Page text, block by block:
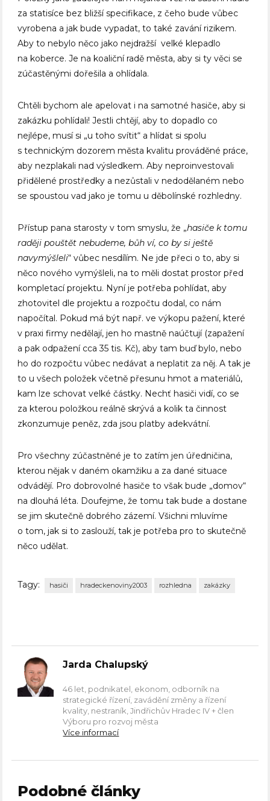
za statisíce bez bližší specifikace, z čeho bude vůbec
vyrobena a jak bude vypadat, to také zavání rizikem.
Aby to nebylo něco jako nejdražší velké klepadlo
na koberce. Je na koaliční radě města, aby si ty věci se
zúčastěnými dořešila a ohlídala.
Chtěli bychom ale apelovat i na samotné hasiče, aby si
zakázku pohlídali! Jestli chtějí, aby to dopadlo co
nejlépe, musí si „u toho svítit“ a hlídat si spolu
s technickým dozorem města kvalitu prováděné práce,
aby nezplakali nad výsledkem. Aby neproinvestovali
přidělené prostředky a nezůstali v nedodělaném nebo
se spoustou vad jako je tomu u děbolínské rozhledny.
Přístup pana starosty v tom smyslu, že „hasiče k tomu
raději pouštět nebudeme, bůh ví, co by si ještě
navymýšleli“ vůbec nesdílím. Ne jde přeci o to, aby si
něco nového vymýšleli, na to měli dostat prostor před
kompletací projektu. Nyní je potřeba pohlídat, aby
zhotovitel dle projektu a rozpočtu dodal, co nám
napočítal. Pokud má být např. ve výkopu pažení, které
v praxi firmy nedělají, jen ho mastně naúčtují (zapažení
a pak odpažení cca 35 tis. Kč), aby tam buď bylo, nebo
ho do rozpočtu vůbec nedávat a neplatit za něj. A tak je
to u všech položek včetně přesunu hmot a materiálů,
kam lze schovat velké částky. Nechť hasiči vidí, co se
za kterou položkou reálně skrývá a kolik ta činnost
zkonzumuje peněz, zda jsou platby adekvátní.
Pro všechny zúčastněné je to zatím jen úředničina,
kterou nějak v daném okamžiku a za dané situace
odvádějí. Pro dobrovolné hasiče to však bude „domov“
na dlouhá léta. Doufejme, že tomu tak bude a dostane
se jim skutečně dobrého zázemí. Všichni mluvíme
o tom, jak si to zaslouží, tak je potřeba pro to skutečně
něco udělat.
Tagy: hasiči hradeckenoviny2003 rozhledna zakázky
Jarda Chalupský
46 let, podnikatel, ekonom, odborník na
strategické řízení, zavádění změny a řízení
kvality, nestraník, Jindřichův Hradec IV + člen
Výboru pro rozvoj města
Více informací
Podobné články